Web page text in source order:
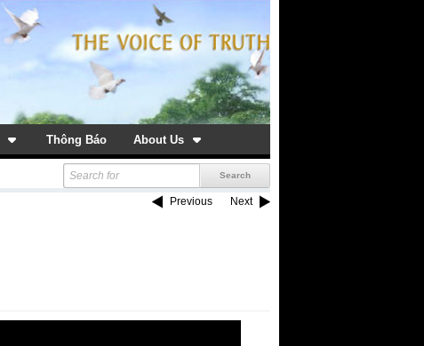
Thông Báo About Us
Previous Next